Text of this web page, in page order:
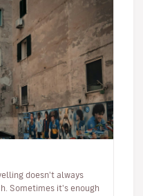
doesn't always
Sometimes it's enough